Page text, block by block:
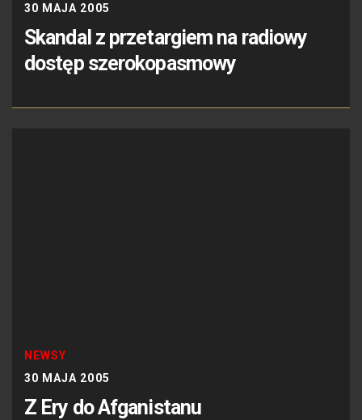
30 MAJA 2005
Skandal z przetargiem na radiowy
dostęp szerokopasmowy
NEWSY
30 MAJA 2005
Z Ery do Afganistanu